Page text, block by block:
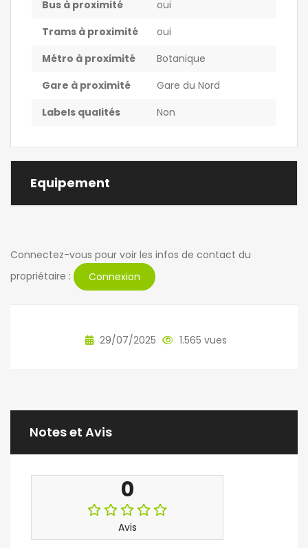
Bus à proximité
oui
Trams à proximité
oui
Métro à proximité
Botanique
Gare à proximité
Gare du Nord
Labels qualités
Non
Equipement
Connectez-vous pour voir les infos de contact du
propriétaire :
Connexion
29/07/2025 1.565 vues
Notes et Avis
0
Avis